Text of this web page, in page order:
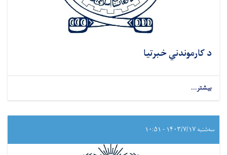
د کارموندني خبرتیا
بیشتر...
سه‌شنبه ۱۴۰۳/۷/۱۷ - ۱۰:۵۱